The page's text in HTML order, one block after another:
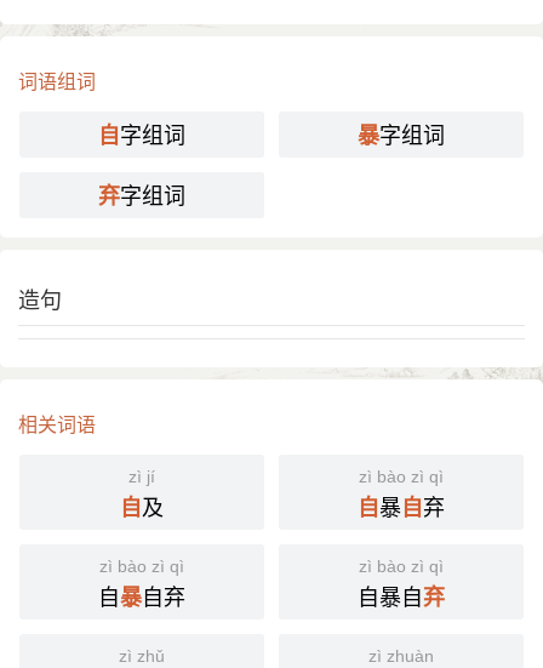
暴者，不可与有言也；自弃者，不可与有为也。言非
礼义，谓之自暴也；吾身不能居仁由义，谓之自弃
也。”
《朱子语类》卷一一八：“即此可见其无志，甘於自暴
自弃，过孰大焉。”
《红楼梦》第四八回：“宝玉 道：‘这也算自暴自弃
了。前儿我在外头和相公们商画儿，他们听见咱们起
“近来有一种 欧 化主义的人，总説 中国 人比西洋人所
鲁迅 《热风·随感录六十二》：“我们更不要借了‘天下
亦省作“自暴弃”。 清 纪昀 《阅微草堂笔记·槐西杂志
二》：“讲学家崖岸过峻，使人甘於自暴弃，皆自沽己
国语辞典
[ zì bào zì qì ]
词语组词
自字组词 暴字组词
弃字组词
造句
相关词语
zì jí
自及
zì bào zì qì
自暴自弃
zì bào zì qì
自暴自弃
zì bào zì qì
自暴自弃
zì zhǔ zì zhuàn